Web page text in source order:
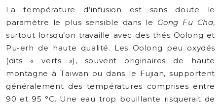
La température d’infusion est sans doute le
paramètre le plus sensible dans le Gong Fu Cha,
surtout lorsqu’on travaille avec des thés Oolong et
Pu-erh de haute qualité. Les Oolong peu oxydés
(dits « verts »), souvent originaires de haute
montagne à Taïwan ou dans le Fujian, supportent
généralement des températures comprises entre
90 et 95 °C. Une eau trop bouillante risquerait de